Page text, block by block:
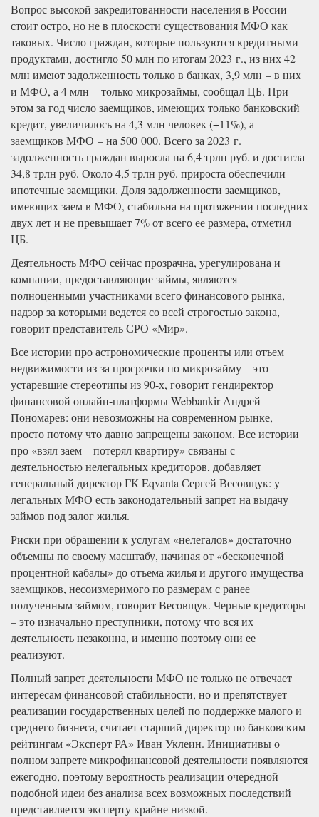
Вопрос высокой закредитованности населения в России
стоит остро, но не в плоскости существования МФО как
таковых. Число граждан, которые пользуются кредитными
продуктами, достигло 50 млн по итогам 2023 г., из них 42
млн имеют задолженность только в банках, 3,9 млн – в них
и МФО, а 4 млн – только микрозаймы, сообщал ЦБ. При
этом за год число заемщиков, имеющих только банковский
кредит, увеличилось на 4,3 млн человек (+11%), а
заемщиков МФО – на 500 000. Всего за 2023 г.
задолженность граждан выросла на 6,4 трлн руб. и достигла
34,8 трлн руб. Около 4,5 трлн руб. прироста обеспечили
ипотечные заемщики. Доля задолженности заемщиков,
имеющих заем в МФО, стабильна на протяжении последних
двух лет и не превышает 7% от всего ее размера, отметил
ЦБ.
Деятельность МФО сейчас прозрачна, урегулирована и
компании, предоставляющие займы, являются
полноценными участниками всего финансового рынка,
надзор за которыми ведется со всей строгостью закона,
говорит представитель СРО «Мир».
Все истории про астрономические проценты или отъем
недвижимости из-за просрочки по микрозайму – это
устаревшие стереотипы из 90-х, говорит гендиректор
финансовой онлайн-платформы Webbankir Андрей
Пономарев: они невозможны на современном рынке,
просто потому что давно запрещены законом. Все истории
про «взял заем – потерял квартиру» связаны с
деятельностью нелегальных кредиторов, добавляет
генеральный директор ГК Eqvanta Сергей Весовщук: у
легальных МФО есть законодательный запрет на выдачу
займов под залог жилья.
Риски при обращении к услугам «нелегалов» достаточно
объемны по своему масштабу, начиная от «бесконечной
процентной кабалы» до отъема жилья и другого имущества
заемщиков, несоизмеримого по размерам с ранее
полученным займом, говорит Весовщук. Черные кредиторы
– это изначально преступники, потому что вся их
деятельность незаконна, и именно поэтому они ее
реализуют.
Полный запрет деятельности МФО не только не отвечает
интересам финансовой стабильности, но и препятствует
реализации государственных целей по поддержке малого и
среднего бизнеса, считает старший директор по банковским
рейтингам «Эксперт РА» Иван Уклеин. Инициативы о
полном запрете микрофинансовой деятельности появляются
ежегодно, поэтому вероятность реализации очередной
подобной идеи без анализа всех возможных последствий
представляется эксперту крайне низкой.